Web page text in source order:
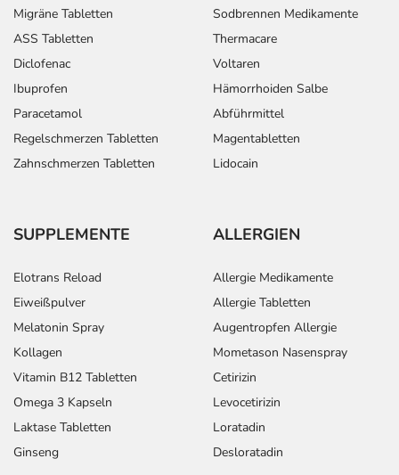
Migräne Tabletten
ASS Tabletten
Diclofenac
Ibuprofen
Paracetamol
Regelschmerzen Tabletten
Zahnschmerzen Tabletten
Sodbrennen Medikamente
Thermacare
Voltaren
Hämorrhoiden Salbe
Abführmittel
Magentabletten
Lidocain
SUPPLEMENTE
Elotrans Reload
Eiweißpulver
Melatonin Spray
Kollagen
Vitamin B12 Tabletten
Omega 3 Kapseln
Laktase Tabletten
Ginseng
ALLERGIEN
Allergie Medikamente
Allergie Tabletten
Augentropfen Allergie
Mometason Nasenspray
Cetirizin
Levocetirizin
Loratadin
Desloratadin